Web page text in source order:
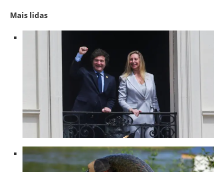
Mais lidas